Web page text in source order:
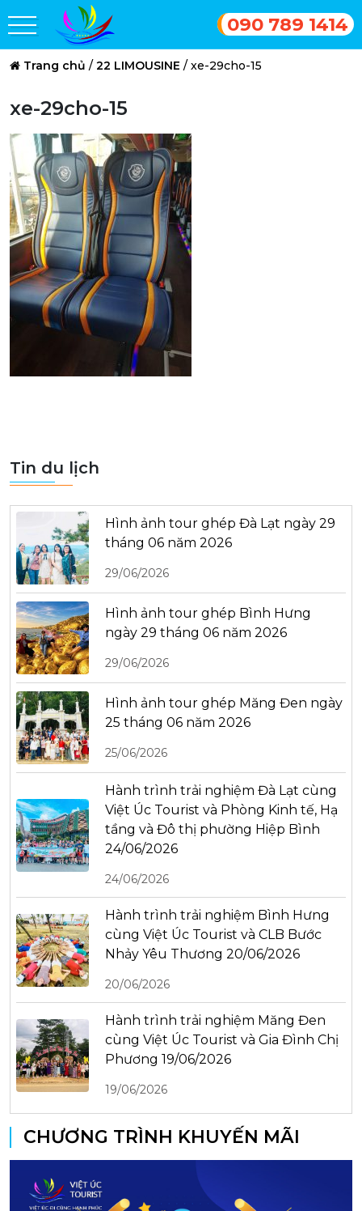
090 789 1414
Trang chủ / 22 LIMOUSINE / xe-29cho-15
xe-29cho-15
Tin du lịch
Hình ảnh tour ghép Đà Lạt ngày 29
tháng 06 năm 2026
29/06/2026
Hình ảnh tour ghép Bình Hưng
ngày 29 tháng 06 năm 2026
29/06/2026
Hình ảnh tour ghép Măng Đen ngày
25 tháng 06 năm 2026
25/06/2026
Hành trình trải nghiệm Đà Lạt cùng
Việt Úc Tourist và Phòng Kinh tế, Hạ
tầng và Đô thị phường Hiệp Bình
24/06/2026
24/06/2026
Hành trình trải nghiệm Bình Hưng
cùng Việt Úc Tourist và CLB Bước
Nhảy Yêu Thương 20/06/2026
20/06/2026
Hành trình trải nghiệm Măng Đen
cùng Việt Úc Tourist và Gia Đình Chị
Phương 19/06/2026
19/06/2026
CHƯƠNG TRÌNH KHUYẾN MÃI